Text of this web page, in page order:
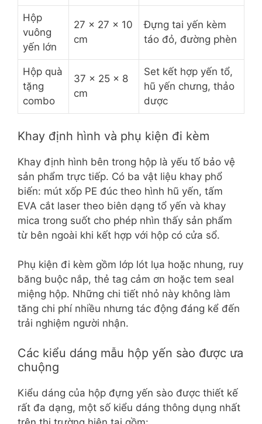
Hộp
vuông
yến lớn
27 x 27 x 10
cm
Đựng tai yến kèm
táo đỏ, đường phèn
Hộp quà
tặng
combo
37 x 25 x 8
cm
Set kết hợp yến tổ,
hũ yến chưng, thảo
dược
Khay định hình và phụ kiện đi kèm
Khay định hình bên trong hộp là yếu tố bảo vệ
sản phẩm trực tiếp. Có ba vật liệu khay phổ
biến: mút xốp PE đúc theo hình hũ yến, tấm
EVA cắt laser theo biên dạng tổ yến và khay
mica trong suốt cho phép nhìn thấy sản phẩm
từ bên ngoài khi kết hợp với hộp có cửa sổ.
Phụ kiện đi kèm gồm lớp lót lụa hoặc nhung, ruy
băng buộc nắp, thẻ tag cảm ơn hoặc tem seal
miệng hộp. Những chi tiết nhỏ này không làm
tăng chi phí nhiều nhưng tác động đáng kể đến
trải nghiệm người nhận.
Các kiểu dáng mẫu hộp yến sào được ưa
chuộng
Kiểu dáng của hộp đựng yến sào được thiết kế
rất đa dạng, một số kiểu dáng thông dụng nhất